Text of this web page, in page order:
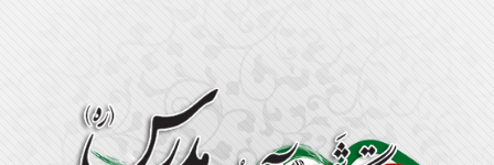
برنامه‌های فرهنگی زیارتگاه شهید آیت‌الله مدرس...
پیام نوروزی رهبر انقلاب به مناسبت آغاز سال ۱۴...